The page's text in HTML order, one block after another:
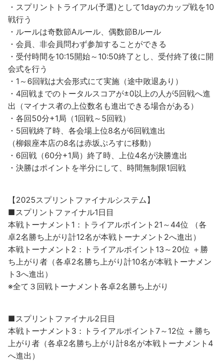
・スプリントトライアル(予選)として1dayのカップ戦を10
戦行う
・ルールは奇数節Aルール、偶数節Bルール
・会員、非会員問わず参加することができる
・受付時間を10:15開始～10:50終了とし、受付終了後に開
会式を行う
・1～6回戦は大会形式にて実施（途中敗退あり）
・4回戦までのトータルスコアが±0以上の人が5回戦へ進
出（マイナス者の上位数名も進出できる場合がある）
・各回50分+1局（1回戦～5回戦）
・5回戦終了時、各会場上位8名が6回戦進出
（柳銀座本店の8名は赤坂ぷろすに移動）
・6回戦（60分+1局）終了時、上位4名が決勝進出
・決勝はポイントを半分にして、時間無制限1回戦
【2025スプリントファイナルシステム】
■スプリントファイナル1日目
本戦トーナメント1：トライアルポイント21～44位 （各
卓2名勝ち上がり計12名が本戦トーナメント2へ進出）
本戦トーナメント2：トライアルポイント13～20位 ＋勝
ち上がり者（各卓2名勝ち上がり計10名が本戦トーナメン
ト3へ進出）
※全て３回戦トーナメント各卓2名勝ち上がり
■スプリントファイナル2日目
本戦トーナメント3：トライアルポイント7～12位 ＋勝ち
上がり者（各卓2名勝ち上がり計8名が本戦トーナメント4
へ進出）